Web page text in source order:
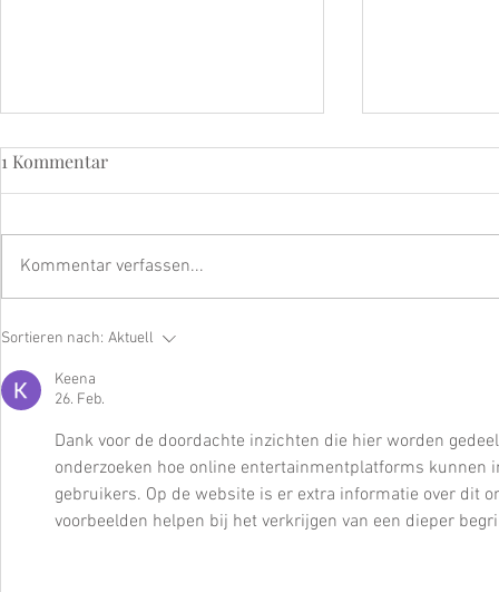
LSF – Der wichtigste Anti-
1 Kommentar
Kommentar verfassen...
Sortieren nach: Aktuell
Keena
26. Feb.
Dank voor de doordachte inzichten die hier worden
onderzoeken hoe online entertainmentplatforms kunnen
gebruikers. Op de website is er extra informatie over dit
voorbeelden helpen bij het verkrijgen van een dieper